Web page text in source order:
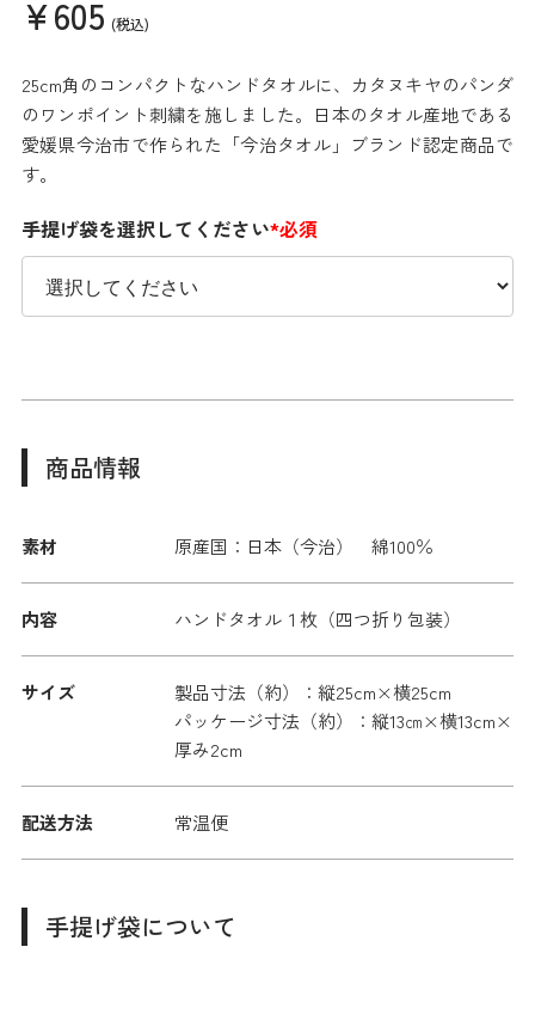
¥605 (税込)
25cm角のコンパクトなハンドタオルに、カタヌキヤのパンダ
のワンポイント刺繍を施しました。日本のタオル産地である
愛媛県今治市で作られた「今治タオル」ブランド認定商品で
す。
手提げ袋を選択してください*必須
商品情報
素材 原産国：日本（今治） 綿100％
内容 ハンドタオル１枚（四つ折り包装）
サイズ
製品寸法（約）：縦25cm×横25cm
パッケージ寸法（約）：縦13㎝×横13cm×
厚み2cm
配送方法 常温便
手提げ袋について